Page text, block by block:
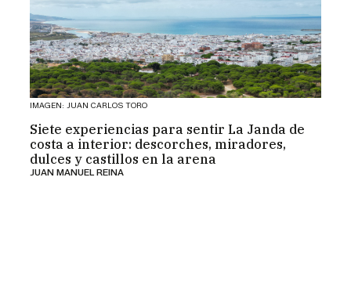
IMAGEN: JUAN CARLOS TORO
Siete experiencias para sentir La Janda de
costa a interior: descorches, miradores,
dulces y castillos en la arena
JUAN MANUEL REINA